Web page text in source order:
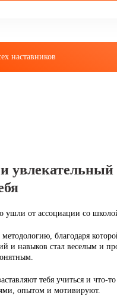
наставников
увлекательный
ушли от ассоциации со
благодаря
и навыков стал веселым и
тебя учиться и
опытом и мотивируют.